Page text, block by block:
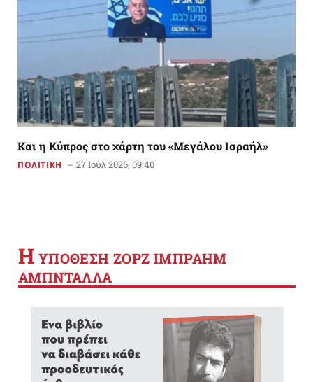
Και η Κύπρος στο χάρτη του «Μεγάλου Ισραήλ»
ΠΟΛΙΤΙΚΗ 27 Ιούλ 2026, 09:40
Η YΠΟΘΕΣΗ ΖΟΡΖ ΙΜΠΡΑΗΜ
ΑΜΠΝΤΑΛΛΑ